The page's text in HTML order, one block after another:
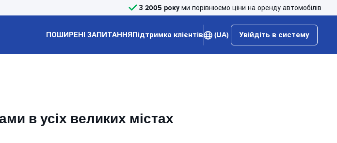
З 2005 року ми порівнюємо ціни на оренду автомобілів
ПОШИРЕНІ ЗАПИТАННЯПідтримка клієнтів (UA) Увійдіть в систему
в усіх великих містах